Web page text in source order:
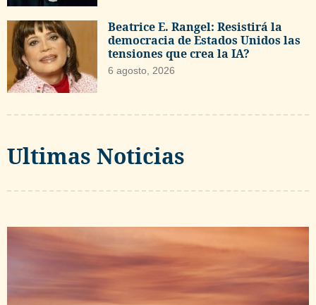
Beatrice E. Rangel: Resistirá la
democracia de Estados Unidos las
tensiones que crea la IA?
6 agosto, 2026
Ultimas Noticias